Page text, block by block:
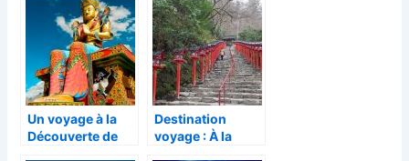
Un voyage à la
Découverte de
Destination
voyage : À la